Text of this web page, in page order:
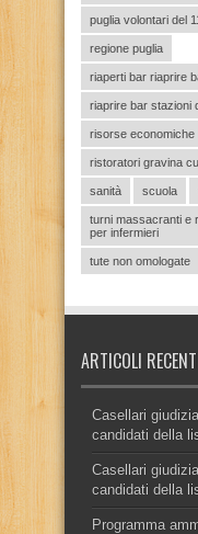
puglia volontari del
regione puglia
riaperti bar riaprire
riaprire bar stazioni
risorse economiche
ristoratori gravina
sanità scuola
turni massacranti e
per infermieri
tute non omologate
ARTICOLI
Casellari
candidati della
Casellari
candidati della
Programma